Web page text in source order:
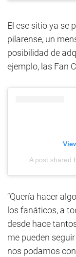
El ese sitio ya se
pilarense, un
posibilidad de
ejemplo, las Fan
A post shared
“Quería hacer
los fanáticos, a
desde hace
me pueden
nos podamos